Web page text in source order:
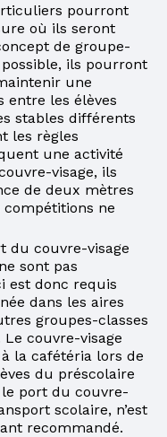
pourront
où ils seront
de groupe-
possible, ils pourront
une
entre les élèves
stables différents
les règles
une activité
visage, ils
de deux mètres
ne
du couvre-visage
sont pas
est donc requis
dans les aires
groupes-classes
couvre-visage
la cafétéria lors de
du préscolaire
le port du couvre-
scolaire, n’est
recommandé.